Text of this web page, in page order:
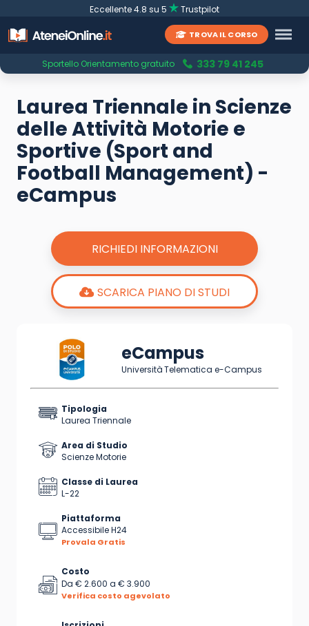
Eccellente 4.8 su 5 Trustpilot
TROVA IL CORSO
Sportello Orientamento gratuito 333 79 41 245
Laurea Triennale in Scienze
delle Attività Motorie e
Sportive (Sport and
Football Management) -
eCampus
RICHIEDI INFORMAZIONI
SCARICA PIANO DI STUDI
eCampus
Università Telematica e-Campus
Tipologia
Laurea Triennale
Area di Studio
Scienze Motorie
Classe di Laurea
L-22
Piattaforma
Accessibile H24
Provala Gratis
Costo
Da € 2.600 a € 3.900
Verifica costo agevolato